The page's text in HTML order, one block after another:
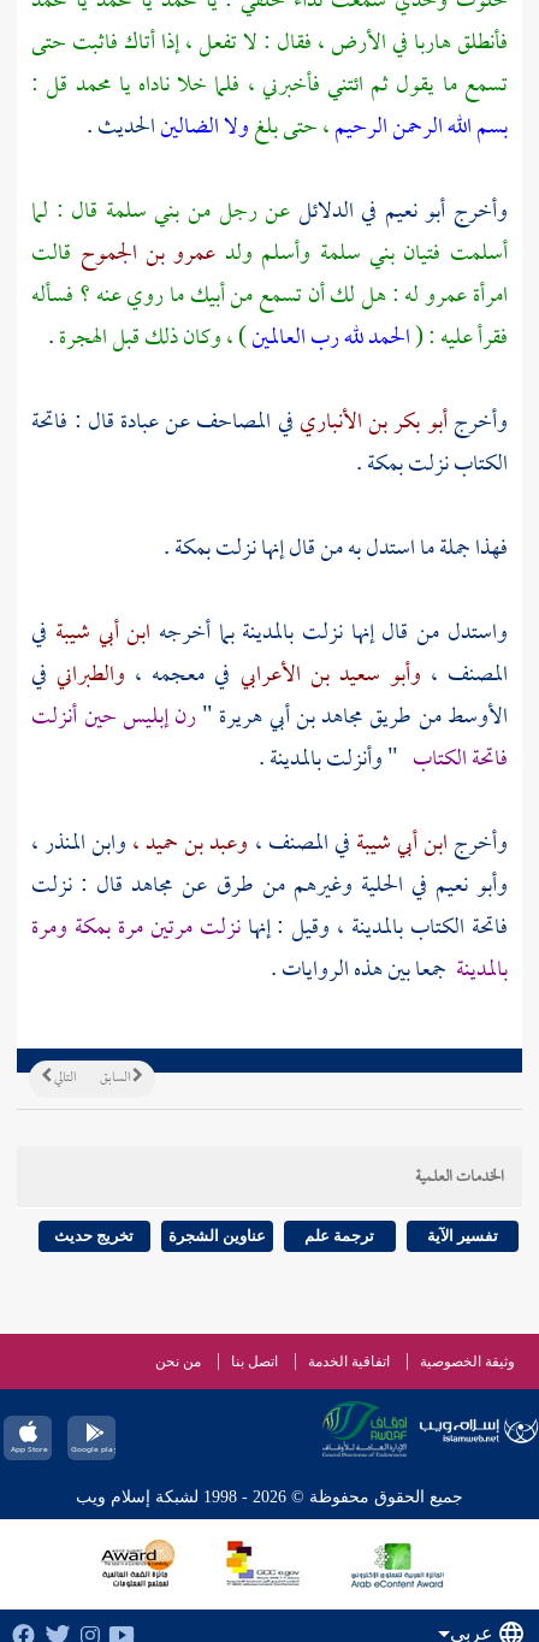
فأنطلق هاربا في الأرض ، فقال : لا تفعل ، إذا أتاك فاثبت حتى
تسمع ما يقول ثم ائتني فأخبرني ، فلما خلا ناداه يا محمد قل :
بسم الله الرحمن الرحيم، حتى بلغولا الضالينالحديث .
وأخرج أبو نعيم في الدلائلعن رجل منبني سلمة قال : لما
أسلمت فتيانبني سلمة وأسلم ولد عمرو بن الجموح قالت
امرأةعمروله : هل لك أن تسمع من أبيك ما روي عنه ؟ فسأله
فقرأ عليه : (الحمد لله رب العالمين) ، وكان ذلك قبل الهجرة.
وأخرجأبو بكر بن الأنباريفي المصاحف عنعبادةقال : فاتحة
الكتاب نزلتبمكة.
فهذا جملة ما استدل به من قال إنها نزلتبمكة.
واستدل من قال إنها نزلت بالمدينةبما أخرجه ابن أبي شيبة في
المصنف ، وأبو سعيد بن الأعرابي في معجمه ، والطبراني في
الأوسط من طريقمجاهد بن أبي هريرة"رن إبليس حين أنزلت
فاتحة الكتاب " وأنزلتبالمدينة.
وأخرجابن أبي شيبةفي المصنف ، وعبد بن حميد ،وابن المنذر ،
وأبو نعيم في الحلية وغيرهم من طرق عن مجاهد قال : نزلت
فاتحة الكتاببالمدينة ، وقيل : إنهانزلت مرتين مرةبمكة ومرة
بالمدينة جمعا بين هذه الروايات .
التالي السابق
الخدمات العلمية
تفسير الآية ترجمة علم عناوين الشجرة تخريج حديث
وثيقة الخصوصية اتفاقية الخدمة اتصل بنا من نحن
جميع الحقوق محفوظة © 2026 - 1998 لشبكة إسلام ويب
عربي